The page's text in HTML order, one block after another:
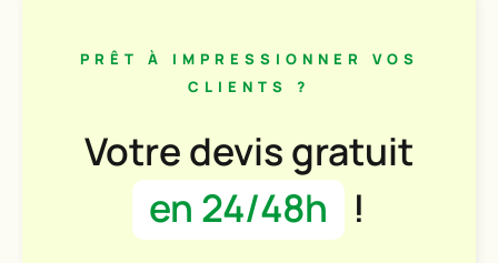
PRÊT À IMPRESSIONNER VOS
CLIENTS ?
Votre devis gratuit
en 24/48h
!